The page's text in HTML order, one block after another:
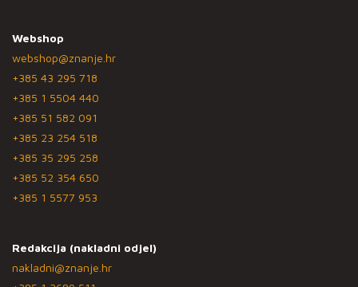
Webshop
webshop@znanje.hr
+385 43 295 718
+385 1 5504 440
+385 51 582 091
+385 23 254 518
+385 35 295 258
+385 52 354 650
+385 1 5577 953
Redakcija (nakladni odjel)
nakladni@znanje.hr